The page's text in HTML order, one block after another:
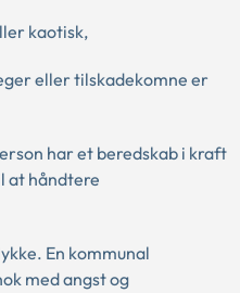
kaotisk,
eller tilskadekomne er
har et beredskab i kraft
at håndtere
En kommunal
med angst og